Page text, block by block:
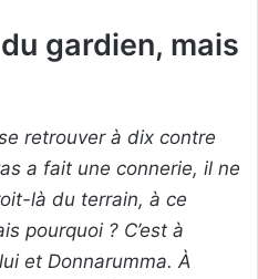
gardien, mais
retrouver à dix contre
a fait une connerie, il ne
là du terrain, à ce
pourquoi ? C’est à
et Donnarumma. À